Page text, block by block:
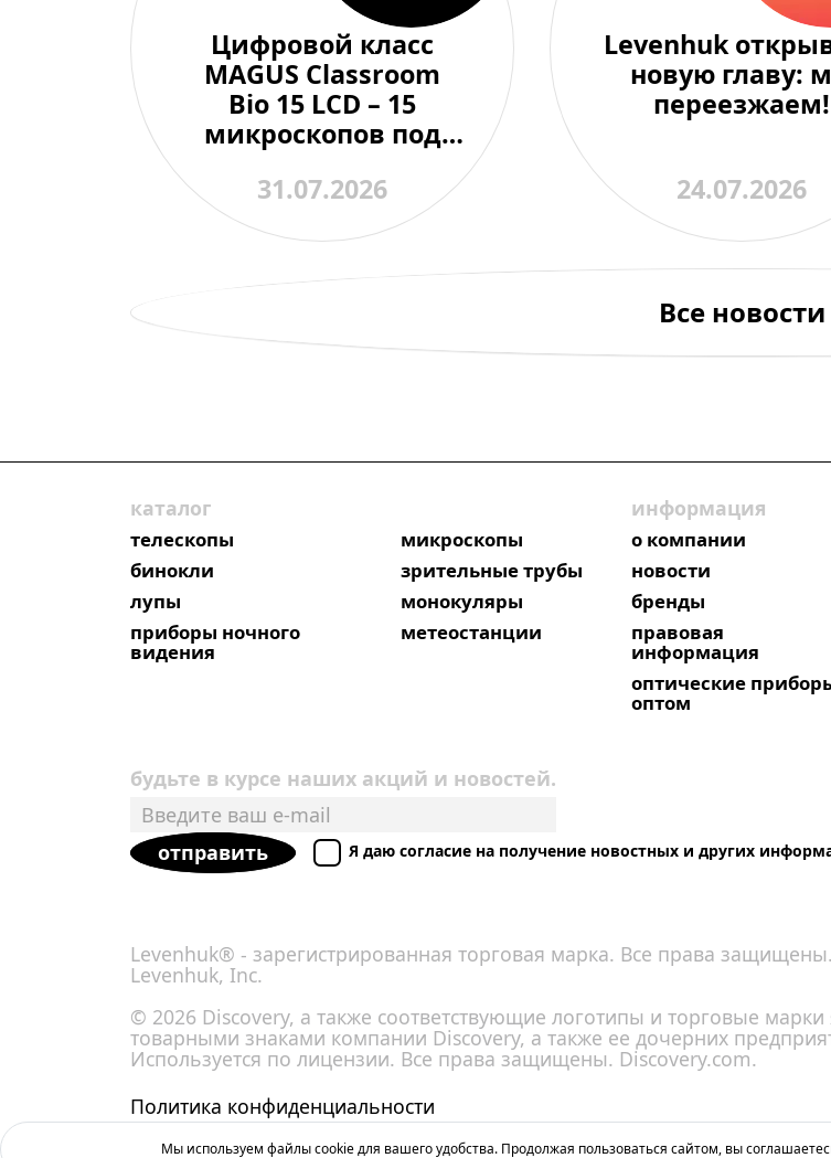
Цифровой класс
MAGUS Classroom
Bio 15 LCD – 15
микроскопов под
преподавателя
31.07.2026
Levenhuk
новую главу:
переезжаем!
24.07.2026
Все новости
каталог
телескопы
микроскопы
бинокли
зрительные трубы
лупы
монокуляры
приборы ночного
видения
метеостанции
информация
о компании
новости
бренды
правовая
информация
оптические
оптом
будьте в курсе наших акций и новостей.
отправить Я даю согласие на получение новостных и других
Levenhuk® - зарегистрированная торговая марка. Все права
Levenhuk, Inc.
© 2026 Discovery, а также соответствующие логотипы и торговые марки
товарными знаками компании Discovery, а также ее дочерних
Используется по лицензии. Все права защищены. Discovery.com.
Политика конфиденциальности
Мы используем файлы cookie для вашего удобства. Продолжая пользоваться сайтом, вы